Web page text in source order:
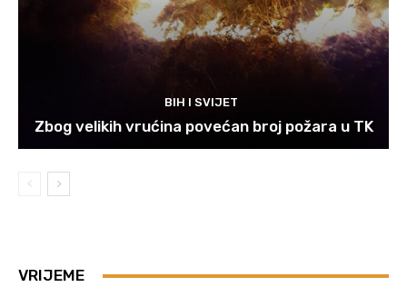
BIH I SVIJET
Zbog velikih vrućina povećan broj požara u TK
VRIJEME